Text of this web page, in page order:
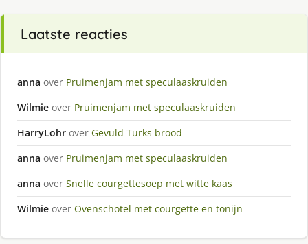
Laatste reacties
anna over Pruimenjam met speculaaskruiden
Wilmie over Pruimenjam met speculaaskruiden
HarryLohr over Gevuld Turks brood
anna over Pruimenjam met speculaaskruiden
anna over Snelle courgettesoep met witte kaas
Wilmie over Ovenschotel met courgette en tonijn